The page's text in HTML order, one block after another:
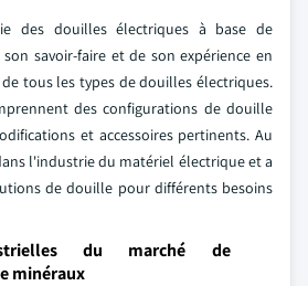
des douilles électriques à base de
savoir-faire et de son expérience en
tous les types de douilles électriques.
des configurations de douille
et accessoires pertinents. Au
l'industrie du matériel électrique et a
de douille pour différents besoins
du marché de
minéraux